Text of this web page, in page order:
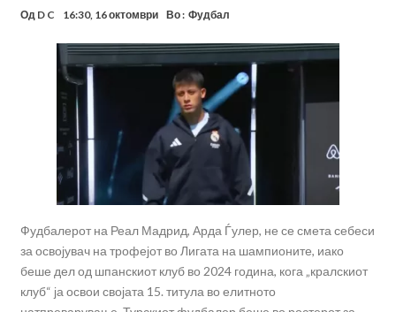
Од D C 16:30, 16 октомври Во : Фудбал
Фудбалерот на Реал Мадрид, Арда Ѓулер, не се смета себеси
за освојувач на трофејот во Лигата на шампионите, иако
беше дел од шпанскиот клуб во 2024 година, кога „кралскиот
клуб“ ја освои својата 15. титула во елитното